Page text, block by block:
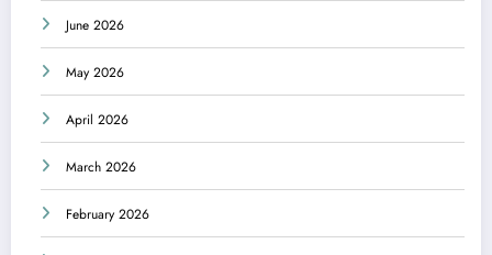
June 2026
May 2026
April 2026
March 2026
February 2026